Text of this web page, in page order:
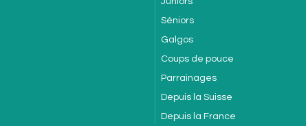
Séniors
Galgos
Coups de pouce
Parrainages
Depuis la Suisse
Depuis la France